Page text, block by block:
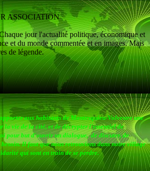
ASSOCIATION
jour l'actualité politique, économique et
et du monde commentée et en images. Mais
de légende.
aux habitants de Montesquieu-Volvestre une
la vie de la cité, et de décrypter l'essentiel de
pour but d'ouvrir un dialogue, de discuter, de
besoin. Il faut que nous retrouvions dans notre village
qui sont en train de se perdre.